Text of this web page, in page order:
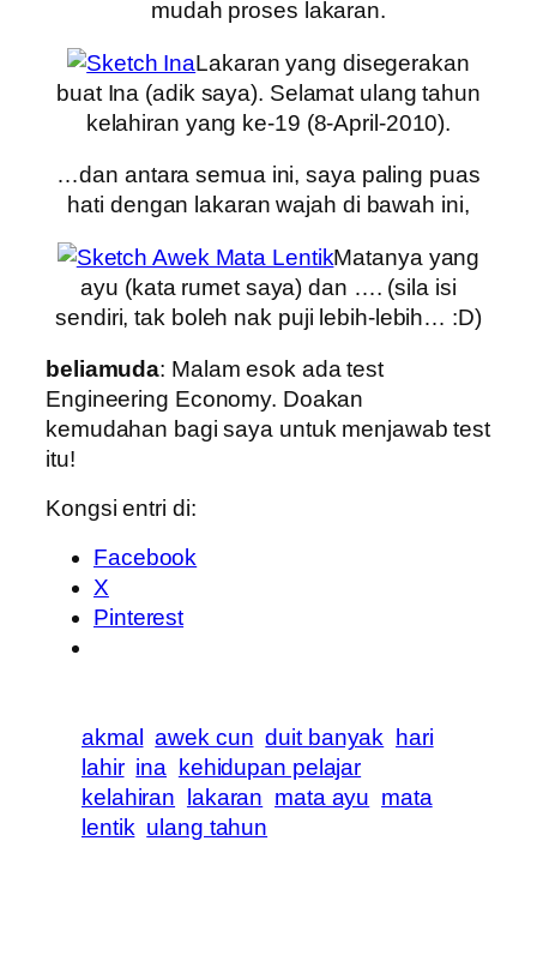
mudah proses lakaran.
Lakaran yang disegerakan
buat Ina (adik saya). Selamat ulang tahun
kelahiran yang ke-19 (8-April-2010).
…dan antara semua ini, saya paling puas
hati dengan lakaran wajah di bawah ini,
Matanya yang
ayu (kata rumet saya) dan …. (sila isi
sendiri, tak boleh nak puji lebih-lebih… :D)
beliamuda: Malam esok ada test
Engineering Economy. Doakan
kemudahan bagi saya untuk menjawab test
itu!
Kongsi entri di:
Facebook
X
Pinterest
akmal awek cun duit banyak
hari
lahir ina
kehidupan pelajar
kelahiran
lakaran mata ayu mata
lentik ulang tahun